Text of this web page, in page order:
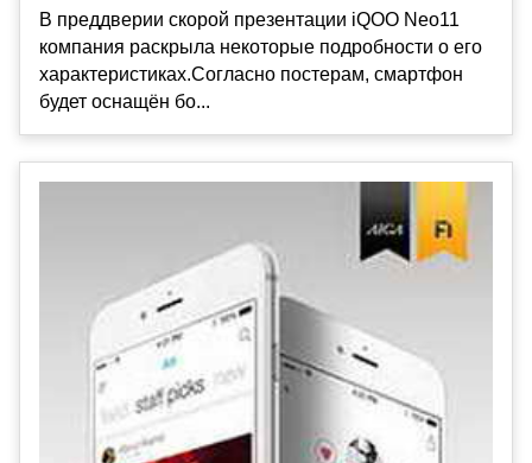
В преддверии скорой презентации iQOO Neo11
компания раскрыла некоторые подробности о его
характеристиках.Согласно постерам, смартфон
будет оснащён бо...